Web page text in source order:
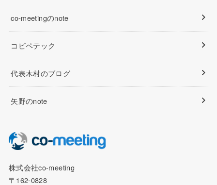
co-meetingのnote
コピペテック
代表木村のブログ
矢野のnote
株式会社co-meeting
〒162-0828